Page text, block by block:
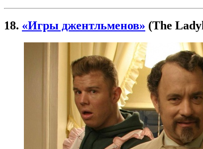
18. «Игры джентльменов» (The